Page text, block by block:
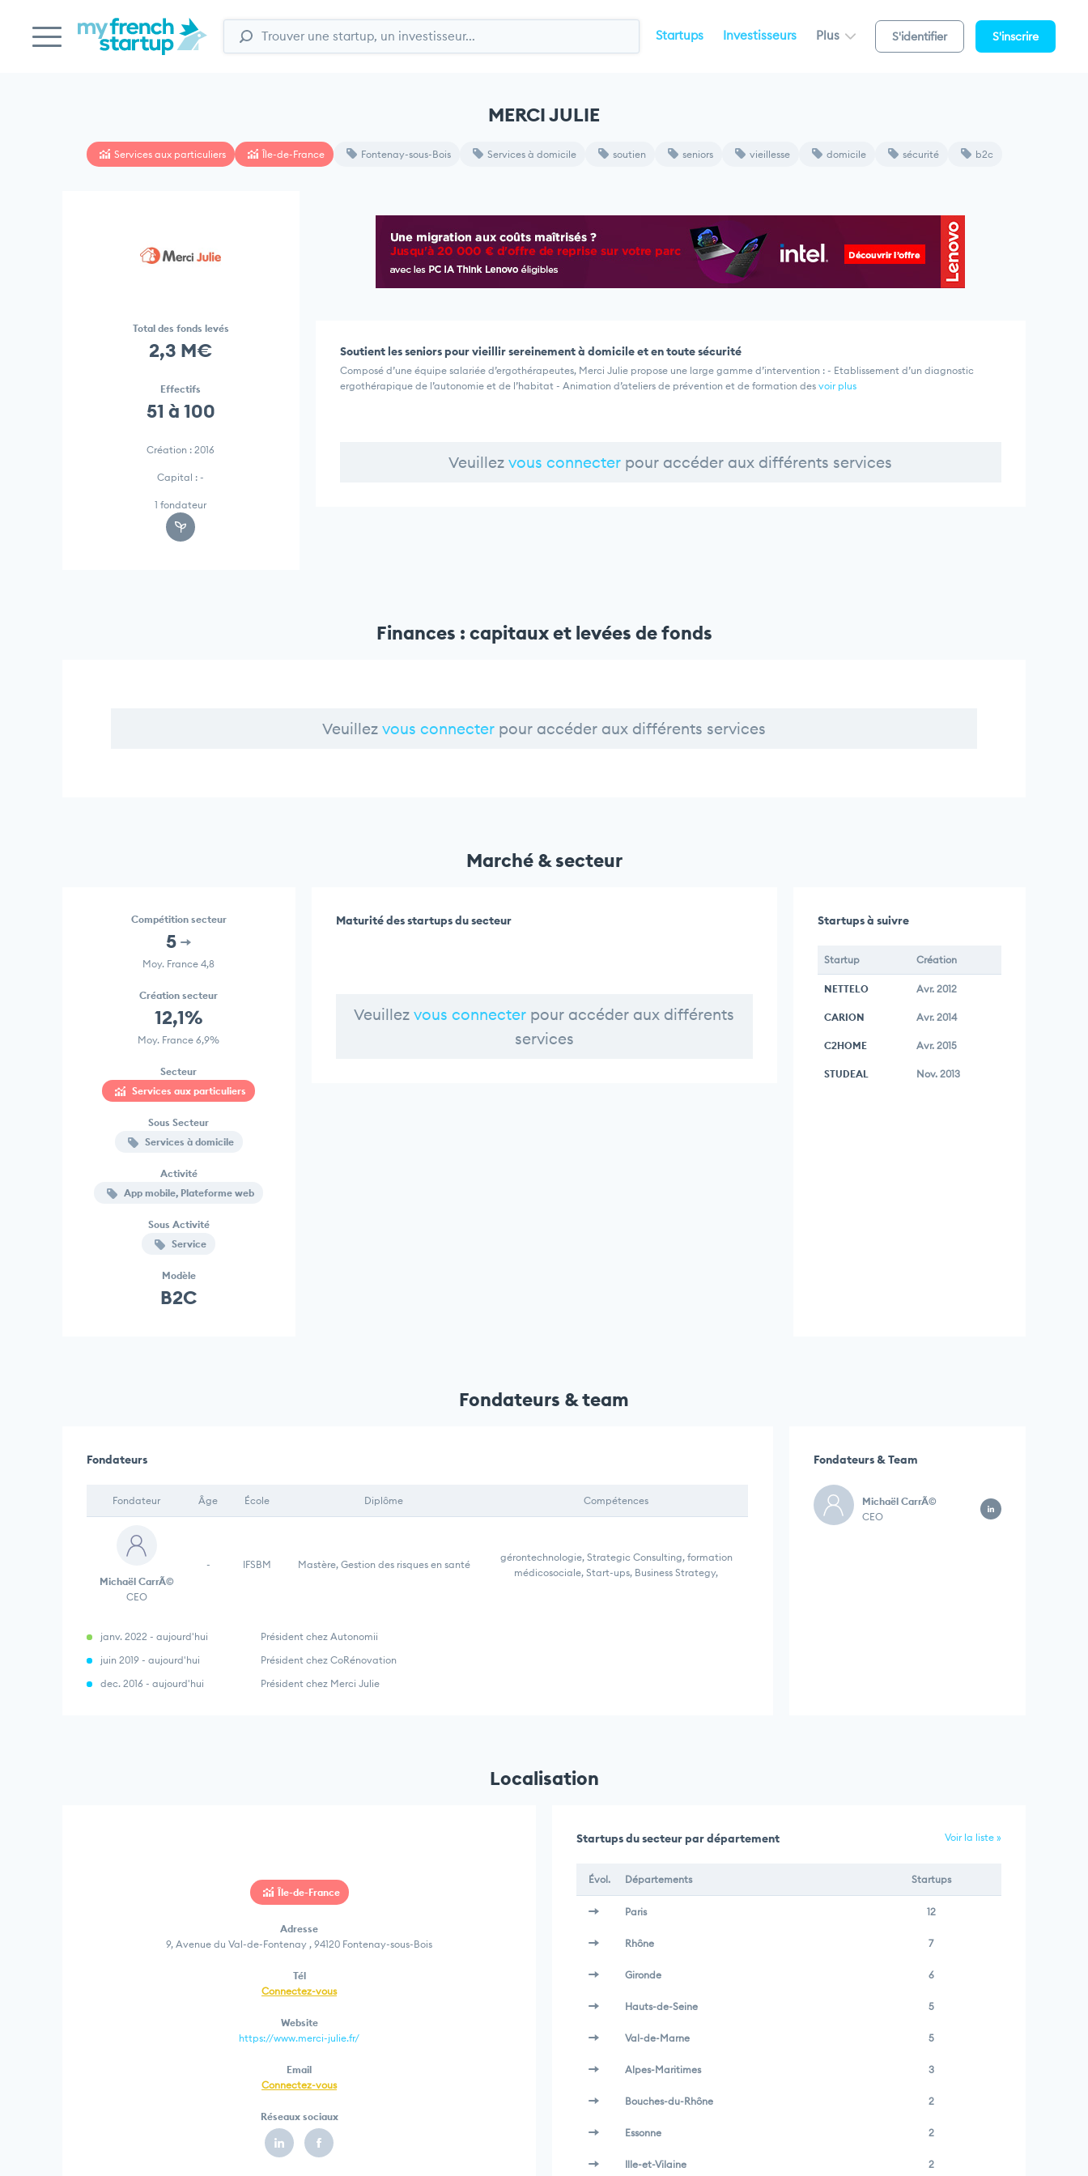
Startups Investisseurs Plus S'identifier S'inscrire
MERCI JULIE
Services aux particuliers Île-de-France Fontenay-sous-Bois Services à domicile soutien seniors vieillesse domicile sécurité b2c
Total des fonds levés
2,3 M€
Effectifs
51 à 100
Création : 2016
Capital : -
1 fondateur
Soutient les seniors pour vieillir sereinement à domicile et en toute sécurité
Composé d’une équipe salariée d’ergothérapeutes, Merci Julie propose une large gamme d’intervention : - Etablissement d’un diagnostic
ergothérapique de l’autonomie et de l’habitat - Animation d’ateliers de prévention et de formation des voir plus
Veuillezvous connecter pour accéder aux différents services
Finances : capitaux et levées de fonds
Veuillez vous connecter pour accéder aux différents services
Marché & secteur
Compétition secteur
5
Moy. France 4,8
Création secteur
12,1%
Moy. France 6,9%
Secteur
Services aux particuliers
Sous Secteur
Services à domicile
Activité
App mobile, Plateforme web
Sous Activité
Service
Modèle
B2C
Maturité des startups du secteur
Veuillez vous connecter pour accéder aux différents
services
Startups à suivre
Startup Création
NETTELO Avr. 2012
CARION Avr. 2014
C2HOME Avr. 2015
STUDEAL Nov. 2013
Fondateurs & team
Fondateurs
Fondateur Âge École Diplôme Compétences
Michaël CarrÃ©
CEO
- IFSBM Mastère, Gestion des risques en santé
gérontechnologie, Strategic Consulting, formation
médicosociale, Start-ups, Business Strategy,
janv. 2022 - aujourd'hui
Président chez Autonomii
juin 2019 - aujourd'hui
Président chez CoRénovation
dec. 2016 - aujourd'hui
Président chez Merci Julie
Fondateurs & Team
Michaël CarrÃ©
CEO
Localisation
Île-de-France
Adresse
9, Avenue du Val-de-Fontenay , 94120 Fontenay-sous-Bois
Tél
Connectez-vous
Website
https://www.merci-julie.fr/
Email
Connectez-vous
Réseaux sociaux
Startups du secteur par département Voir la liste »
Évol. Départements Startups
Paris 12
Rhône 7
Gironde 6
Hauts-de-Seine 5
Val-de-Marne 5
Alpes-Maritimes 3
Bouches-du-Rhône 2
Essonne 2
Ille-et-Vilaine 2